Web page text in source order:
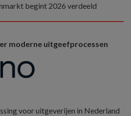
begint 2026 verdeeld
moderne uitgeefprocessen
voor uitgeverijen in Nederland